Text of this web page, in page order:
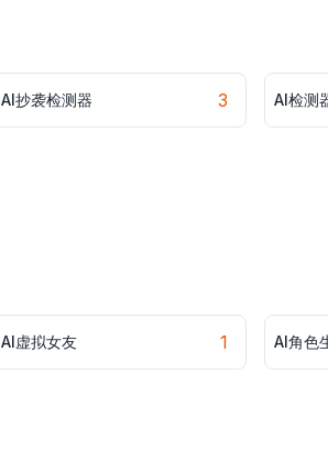
AI抄袭检测器 3 AI检测
AI虚拟女友 1 AI角色